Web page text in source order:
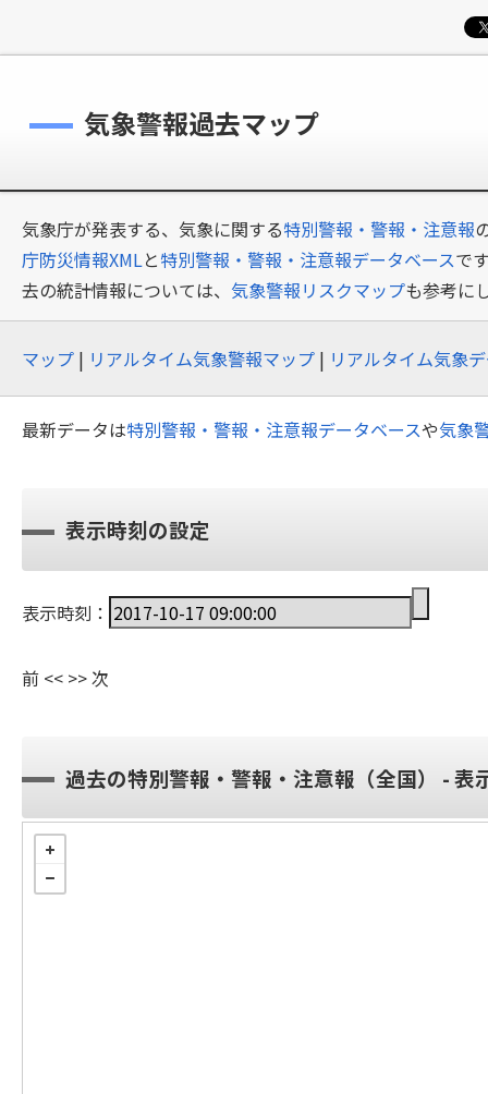
気象警報過去マップ
気象庁が発表する、気象に関する特別警報・警報・注意報
庁防災情報XMLと特別警報・警報・注意報データベースで
去の統計情報については、 気象警報リスクマップも参考に
マップ | リアルタイム気象警報マップ | リアルタイム気象
最新データは特別警報・警報・注意報データベースや気象
表示時刻の設定
表示時刻：
前 << >>次
過去の特別警報・警報・注意報（全国） - 表